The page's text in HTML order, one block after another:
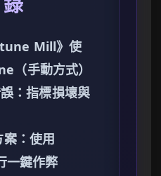
錄
Mill》使
（手動方式）
：指標損壞與
：使用
一鍵作弊